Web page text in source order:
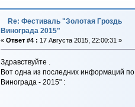
Re: Фестиваль "Золотая Гроздь
Винограда 2015"
« Ответ #4 : 17 Августа 2015, 22:00:31 »
Здравствуйте .
Вот одна из последних информаций
Винограда - 2015" :